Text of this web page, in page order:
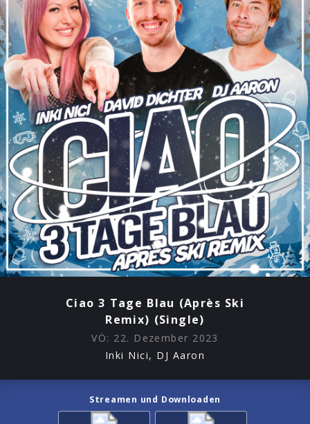
Ciao 3 Tage Blau (Après Ski
Remix) (Single)
VÖ: 22. Dezember 2023
Inki Nici, DJ Aaron
Streamen und Downloaden